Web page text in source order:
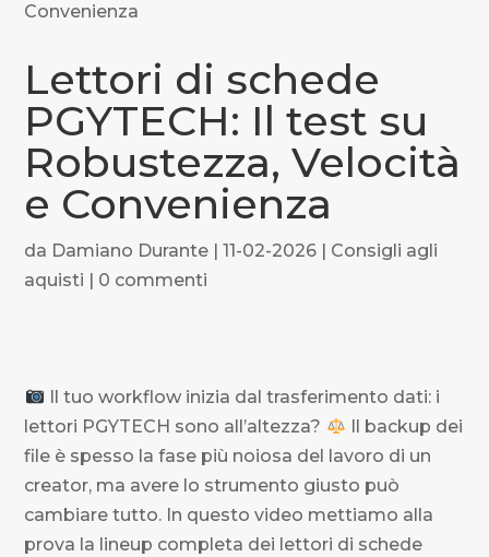
Convenienza
Lettori di schede
PGYTECH: Il test su
Robustezza, Velocità
e Convenienza
da Damiano Durante |11-02-2026 | Consigli agli
aquisti | 0 commenti
Il tuo workflow inizia dal trasferimento dati: i
lettori PGYTECH sono all’altezza?
Il backup dei
file è spesso la fase più noiosa del lavoro di un
creator, ma avere lo strumento giusto può
cambiare tutto. In questo video mettiamo alla
prova la lineup completa dei lettori di schede